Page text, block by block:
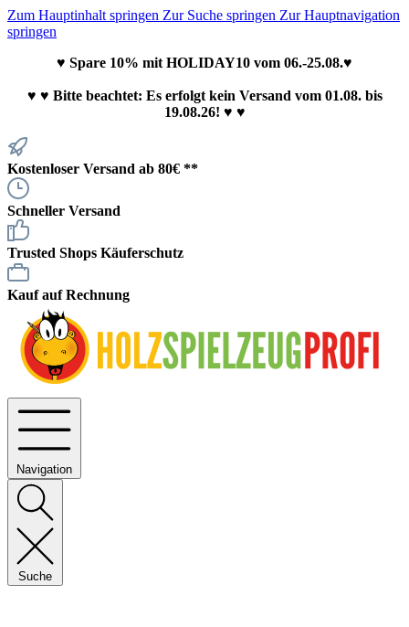
Zum Hauptinhalt springen Zur Suche springen Zur Hauptnavigation
springen
♥ Spare 10% mit HOLIDAY10 vom 06.-25.08.♥
♥ ♥ Bitte beachtet: Es erfolgt kein Versand vom 01.08. bis
19.08.26! ♥ ♥
Kostenloser Versand ab 80€ **
Schneller Versand
Trusted Shops Käuferschutz
Kauf auf Rechnung
Navigation
Suche